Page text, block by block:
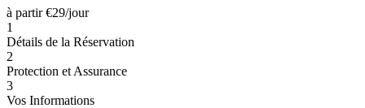
à partir €29/jour
1
Détails de la Réservation
2
Protection et Assurance
3
Vos Informations